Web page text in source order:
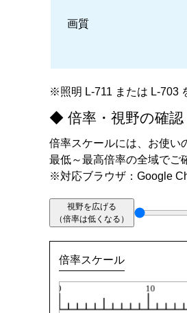
画質
※照明 L-711 または L-703
◆ 倍率・視野の確認
倍率スケールには、お使い
最低～最高倍率の全域でご
※対応ブラウザ：Google
視野を広げる
（倍率は低くなる）
倍率スケール